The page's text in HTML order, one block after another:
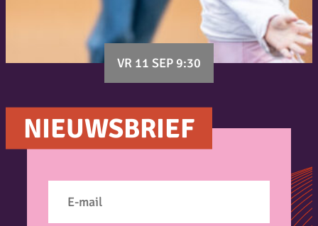
VR 11 SEP 9:30
NIEUWSBRIEF